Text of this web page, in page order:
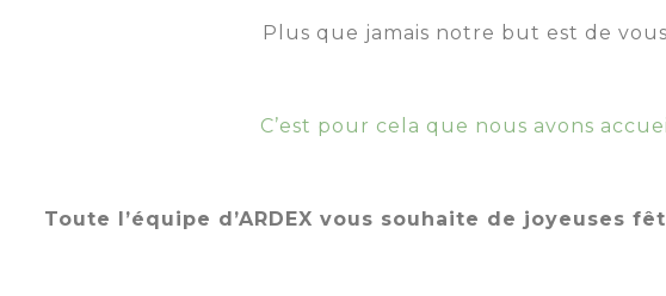
Plus que jamais notre but est de
C’est pour cela que nous avons
Toute l’équipe d’ARDEX vous souhaite de joyeuses